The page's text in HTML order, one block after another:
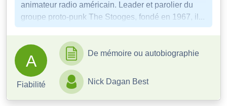
animateur radio américain. Leader et parolier du
groupe proto-punk The Stooges, fondé en 1967, il...
A
Fiabilité
De mémoire ou autobiographie
Nick Dagan Best